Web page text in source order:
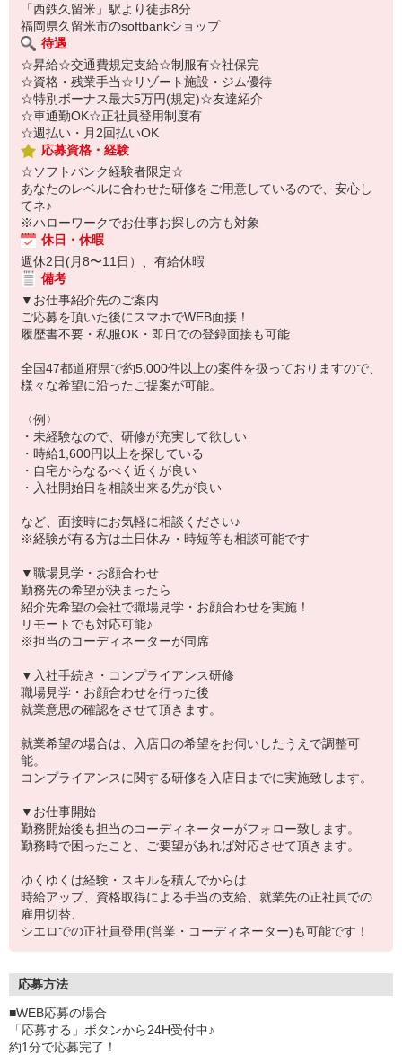
「西鉄久留米」駅より徒歩8分
福岡県久留米市のsoftbankショップ
待遇
☆昇給☆交通費規定支給☆制服有☆社保完
☆資格・残業手当☆リゾート施設・ジム優待
☆特別ボーナス最大5万円(規定)☆友達紹介
☆車通勤OK☆正社員登用制度有
☆週払い・月2回払いOK
応募資格・経験
☆ソフトバンク経験者限定☆
あなたのレベルに合わせた研修をご用意しているので、安心し
てネ♪
※ハローワークでお仕事お探しの方も対象
休日・休暇
週休2日(月8〜11日）、有給休暇
備考
▼お仕事紹介先のご案内
ご応募を頂いた後にスマホでWEB面接！
履歴書不要・私服OK・即日での登録面接も可能
全国47都道府県で約5,000件以上の案件を扱っておりますので、
様々な希望に沿ったご提案が可能。
〈例〉
・未経験なので、研修が充実して欲しい
・時給1,600円以上を探している
・自宅からなるべく近くが良い
・入社開始日を相談出来る先が良い
など、面接時にお気軽に相談ください♪
※経験が有る方は土日休み・時短等も相談可能です
▼職場見学・お顔合わせ
勤務先の希望が決まったら
紹介先希望の会社で職場見学・お顔合わせを実施！
リモートでも対応可能♪
※担当のコーディネーターが同席
▼入社手続き・コンプライアンス研修
職場見学・お顔合わせを行った後
就業意思の確認をさせて頂きます。
就業希望の場合は、入店日の希望をお伺いしたうえで調整可
能。
コンプライアンスに関する研修を入店日までに実施致します。
▼お仕事開始
勤務開始後も担当のコーディネーターがフォロー致します。
勤務時で困ったこと、ご要望があれば対応させて頂きます。
ゆくゆくは経験・スキルを積んでからは
時給アップ、資格取得による手当の支給、就業先の正社員での
雇用切替、
シエロでの正社員登用(営業・コーディネーター)も可能です！
応募方法
■WEB応募の場合
「応募する」ボタンから24H受付中♪
約1分で応募完了！